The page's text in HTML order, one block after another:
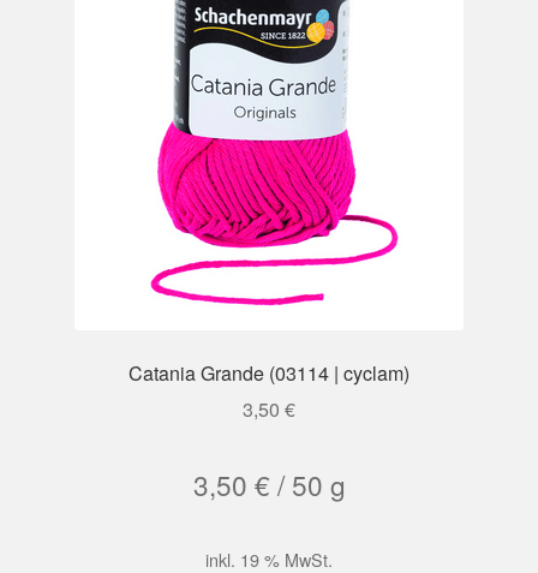
Catania Grande (03114 | cyclam)
3,50 €
3,50 € /50 g
inkl. 19 % MwSt.